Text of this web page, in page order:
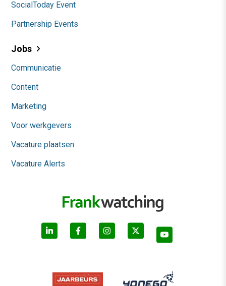
SocialToday Event
Partnership Events
Jobs
Communicatie
Content
Marketing
Voor werkgevers
Vacature plaatsen
Vacature Alerts